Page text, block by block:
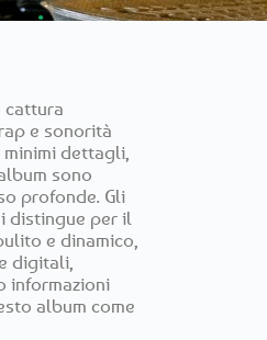
cattura
e sonorità
minimi dettagli,
sono
profonde. Gli
distingue per il
e dinamico,
digitali,
informazioni
album come